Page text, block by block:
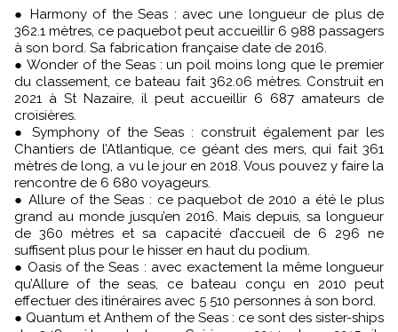
● Harmony of the Seas : avec une longueur de plus de
362.1 mètres, ce paquebot peut accueillir 6 988 passagers
à son bord. Sa fabrication française date de 2016.
● Wonder of the Seas : un poil moins long que le premier
du classement, ce bateau fait 362.06 mètres. Construit en
2021 à St Nazaire, il peut accueillir 6 687 amateurs de
croisières.
● Symphony of the Seas : construit également par les
Chantiers de l’Atlantique, ce géant des mers, qui fait 361
mètres de long, a vu le jour en 2018. Vous pouvez y faire la
rencontre de 6 680 voyageurs.
● Allure of the Seas : ce paquebot de 2010 a été le plus
grand au monde jusqu’en 2016. Mais depuis, sa longueur
de 360 mètres et sa capacité d’accueil de 6 296 ne
suffisent plus pour le hisser en haut du podium.
● Oasis of the Seas : avec exactement la même longueur
qu’Allure of the seas, ce bateau conçu en 2010 peut
effectuer des itinéraires avec 5 510 personnes à son bord.
● Quantum et Anthem of the Seas : ce sont des sister-ships